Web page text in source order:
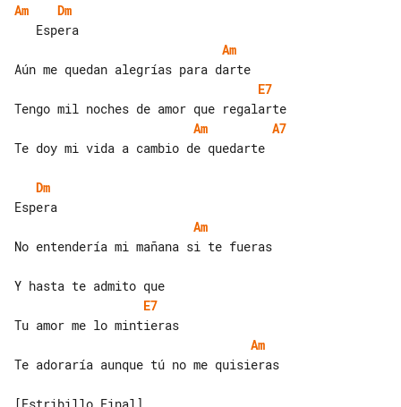
Am
Dm
Am
E7
Am
A7
Te doy mi vida a cambio de quedarte
Dm
Am
No entendería mi mañana si te fueras
E7
Am
Te adoraría aunque tú no me quisieras